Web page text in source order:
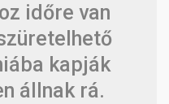
időre van
kapják
állnak rá.